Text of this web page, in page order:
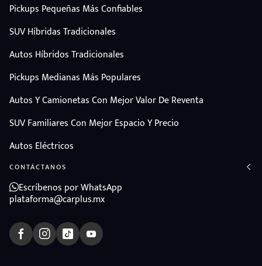
Pickups Pequeñas Más Confiables
SUV Híbridas Tradicionales
Autos Híbridos Tradicionales
Pickups Medianas Más Populares
Autos Y Camionetas Con Mejor Valor De Reventa
SUV Familiares Con Mejor Espacio Y Precio
Autos Eléctricos
CONTÁCTANOS
Escríbenos por WhatsApp
plataforma@carplus.mx